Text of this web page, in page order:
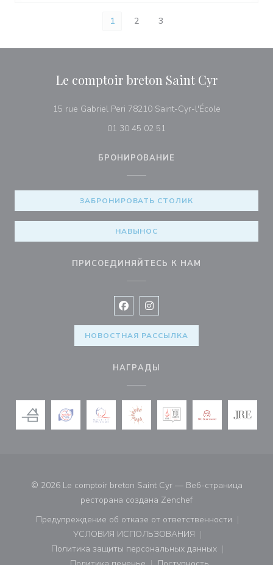
1 2 3
Le comptoir breton Saint Cyr
15 rue Gabriel Peri 78210 Saint-Cyr-l'École
01 30 45 02 51
БРОНИРОВАНИЕ
ЗАБРОНИРОВАТЬ СТОЛИК
НАВЫНОС
ПРИСОЕДИНЯЙТЕСЬ К НАМ
Facebook ((открывается в новом
Instagram ((открывается в
НОВОСТНАЯ РАССЫЛКА
НАГРАДЫ
© 2026 Le comptoir breton Saint Cyr — Веб-страница
ресторана создана Zenchef((открывается в
Предупреждение об отказе от ответственности
((открывается в новом окне))
УСЛОВИЯ ИСПОЛЬЗОВАНИЯ
((открывается в новом окне))
Политика защиты персональных данных
((открывается в новом окне))